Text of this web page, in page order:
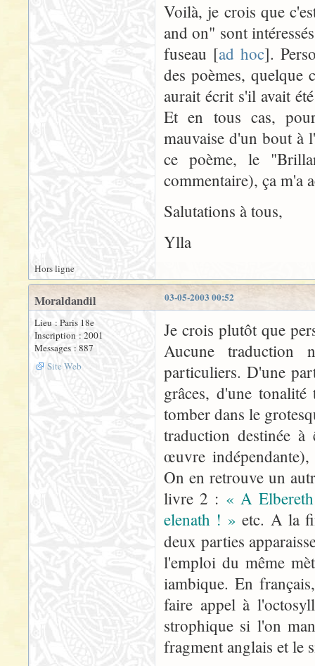
Voilà, je crois que
and on" sont
fuseau [ad hoc].
des poèmes, quelque
aurait écrit s'il avait
Et en tous cas,
mauvaise d'un bout à
ce poème, le
commentaire), ça m'a
Salutations à tous,
Ylla
Hors ligne
03-05-2003 00:52
Moraldandil
Lieu : Paris 18e
Inscription : 2001
Messages : 887
Site Web
Je crois plutôt que
Aucune traduction
particuliers. D'une
grâces, d'une
tomber dans le
traduction destinée
œuvre
On en retrouve un
livre 2 : « A
elenath ! » etc. A la
deux parties
l'emploi du même
iambique. En
faire appel à
strophique si l'on
fragment anglais et le